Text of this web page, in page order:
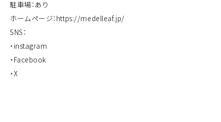
駐車場：あり
ホームページ： https://medelleaf.jp/
SNS：
・ instagram
・ Facebook
・X